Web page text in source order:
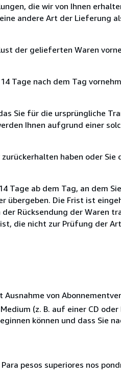
die wir von Ihnen
andere Art der Lieferung
der gelieferten Waren
Tage nach dem Tag
Sie für die ursprüngliche
Ihnen aufgrund einer
haben oder Sie
Tage ab dem Tag, an dem
übergeben. Die Frist ist
Rücksendung der Waren
die nicht zur Prüfung der
von
(z. B. auf einer CD
können und dass Sie
pesos superiores nos